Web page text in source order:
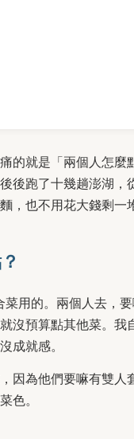
的就是「兩個人怎
後跑了十幾趟澎湖
也不用花大錢剩一
用的。兩個人去，
沒預算點其他菜。
成就感。
因為他們要嘛有雙
色。